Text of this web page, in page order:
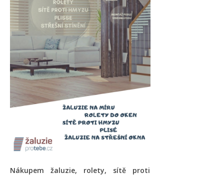
Nákupem žaluzie, rolety, sítě proti